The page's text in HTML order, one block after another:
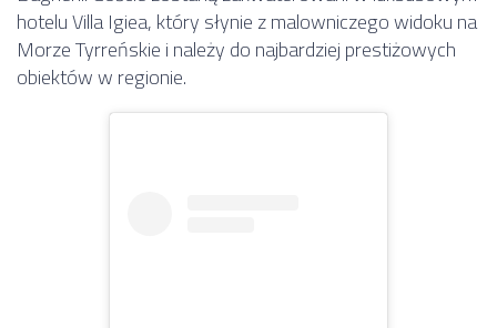
hotelu Villa Igiea, który słynie z malowniczego widoku na
Morze Tyrreńskie i należy do najbardziej prestiżowych
obiektów w regionie.